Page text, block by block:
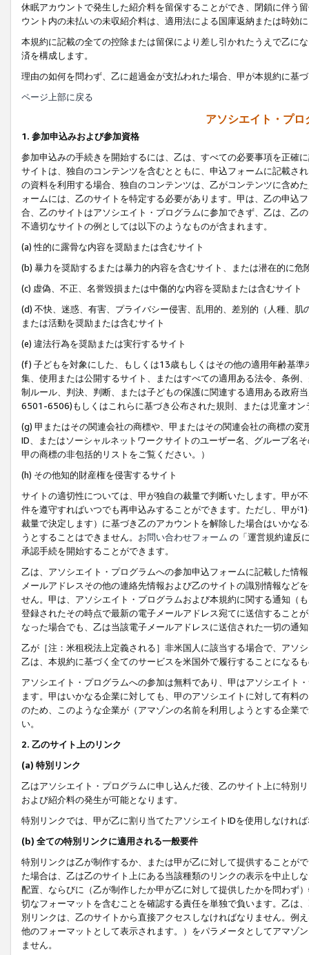
休眠アカウントで発生した紹介料を留保することができ、閉鎖に伴う
ウント内の未払いの未収紹介料は、適用法による国庫返納または時効
本規約に記載の全ての控除または留保により差し引かれたうえで乙に
済を構成します。
理由の如何を問わず、乙に超過金が支払われた場合、甲が本規約に基
ページ上部に戻る
アソシエイト・プ
1. 参加申込みおよび参加資格
参加申込みの手続きを開始するには、乙は、すべての必要事項を正確
サイトは、独自のコンテンツを含むとともに、申込フォームに記載さ
の資料を利用する場合、独自のコンテンツは、乙がコンテンツに含め
ォームには、乙のサイトを特定する必要があります。甲は、乙の申込
合、乙のサイトはアソシエイト・プログラムに参加できず、乙は、乙
不適切なサイトの例としては以下のようなものが含まれます。
(a) 性的に露骨な内容を奨励または含むサイト
(b) 暴力を奨励するまたは暴力的内容を含むサイト、または潜在的に
(c) 虚偽、不正、名誉毀損または中傷的な内容を奨励または含むサイト
(d) 不快、迷惑、有害、プライバシー侵害、乱用的、差別的（人種、
または活動を奨励または含むサイト
(e) 違法行為を奨励または実行するサイト
(f) 子どもを対象にした、もしくは13歳もしくはその他の適用年齢基
集、使用または公開するサイト、またはすべての適用ある法令、条例
制ルール、判決、判断、または子どもの保護に関連する適用ある政府
6501-6506)もしくはこれらに基づき公布された規則、または児童オン
(g) 甲またはその関連会社の商標や、甲またはその関連会社の商標の
ID、またはソーシャルネットワークサイトのユーザー名、グループ名
甲の商標の非包括的リストをご覧ください。）
(h) その他知的財産権を侵害するサイト
サイトの適切性については、甲が独自の裁量で判断いたします。甲が
件を遵守すればいつでも再申込みすることができます。ただし、甲が
裁量で決定します）に基づき乙のアカウントを解除した場合はいかな
うとすることはできません。 お問い合わせフォーム の「運営規約違反
承認手続を開始することができます。
乙は、アソシエイト・プログラムへの参加申込フォームに記載した情
メールアドレスその他の連絡先情報および乙のサイトの識別情報など
せん。甲は、アソシエイト・プログラムおよび本規約に関する通知（
登録されたその時点で最新の電子メールアドレス宛てに送信すること
なった場合でも、乙は当該電子メールアドレスに送信された一切の通
乙が［注：米租税法上定義される］非米国人に該当する場合で、アソ
乙は、本規約に基づく全てのサービスを米国外で履行することになる
アソシエイト・プログラムへの参加は無料であり、甲はアソシエイト
ます。甲はいかなる企業に対しても、甲のアソシエイトに対して有料
のため、このような企業が（アマゾンの名前を利用しようとする企業
い。
2. 乙のサイト上のリンク
(a) 特別リンク
乙はアソシエイト・プログラムに申し込んだ後、乙のサイト上に特別
および紹介料の発生が可能となります。
特別リンクでは、甲が乙に割り当てたアソシエイトIDを使用しなけれ
(b) 全ての特別リンクに適用される一般要件
特別リンクは乙が制作するか、または甲が乙に対して提供することが
た場合は、乙は乙のサイト上にある当該種類のリンクの表示を中止し
配置、ならびに（乙が制作したか甲が乙に対して提供したかを問わず
切なフォーマットを含むことを確認する責任を単独で負います。乙は
別リンクは、乙のサイトから直接アクセスしなければなりません。例
他のフォーマットとして表示されます。）をパラメータとしてアマゾ
ません。